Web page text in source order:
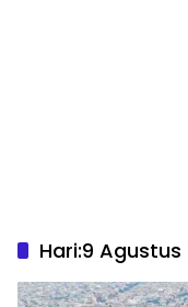
Hari:9 Agustus